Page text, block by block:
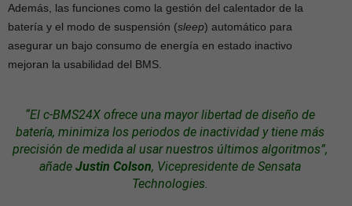
Además, las funciones como la gestión del calentador de la
batería y el modo de suspensión (sleep) automático para
asegurar un bajo consumo de energía en estado inactivo
mejoran la usabilidad del BMS.
“El c-BMS24X ofrece una mayor libertad de diseño de
batería, minimiza los periodos de inactividad y tiene más
precisión de medida al usar nuestros últimos algoritmos”,
añade Justin Colson, Vicepresidente de Sensata
Technologies.